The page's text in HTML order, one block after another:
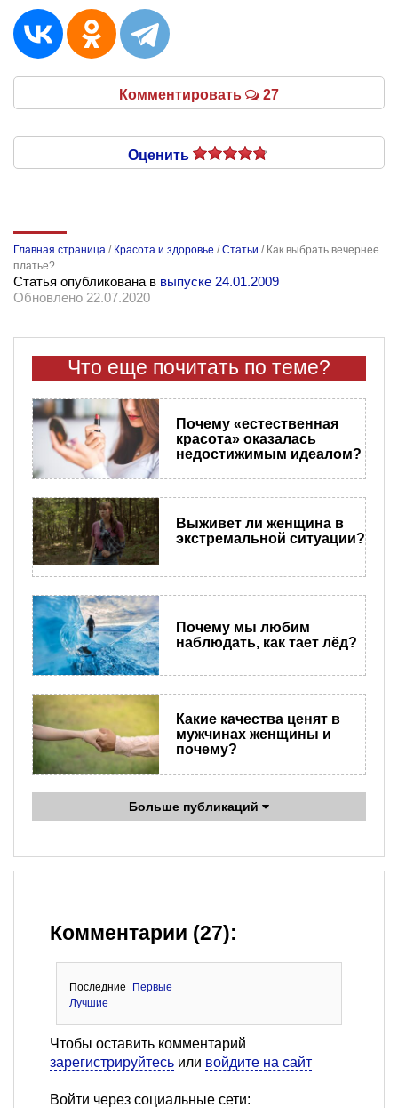
Комментировать 27
Оценить
Главная страница / Красота и здоровье /Статьи / Как выбрать вечернее
платье?
Статья опубликована в выпуске 24.01.2009
Обновлено 22.07.2020
Что еще почитать по теме?
Почему «естественная
красота» оказалась
недостижимым идеалом?
Выживет ли женщина в
экстремальной ситуации?
Почему мы любим
наблюдать, как тает лёд?
Какие качества ценят в
мужчинах женщины и
почему?
Больше публикаций
Комментарии (27):
Последние
Первые
Лучшие
Чтобы оставить комментарий
зарегистрируйтесь или войдите на сайт
Войти через социальные сети: